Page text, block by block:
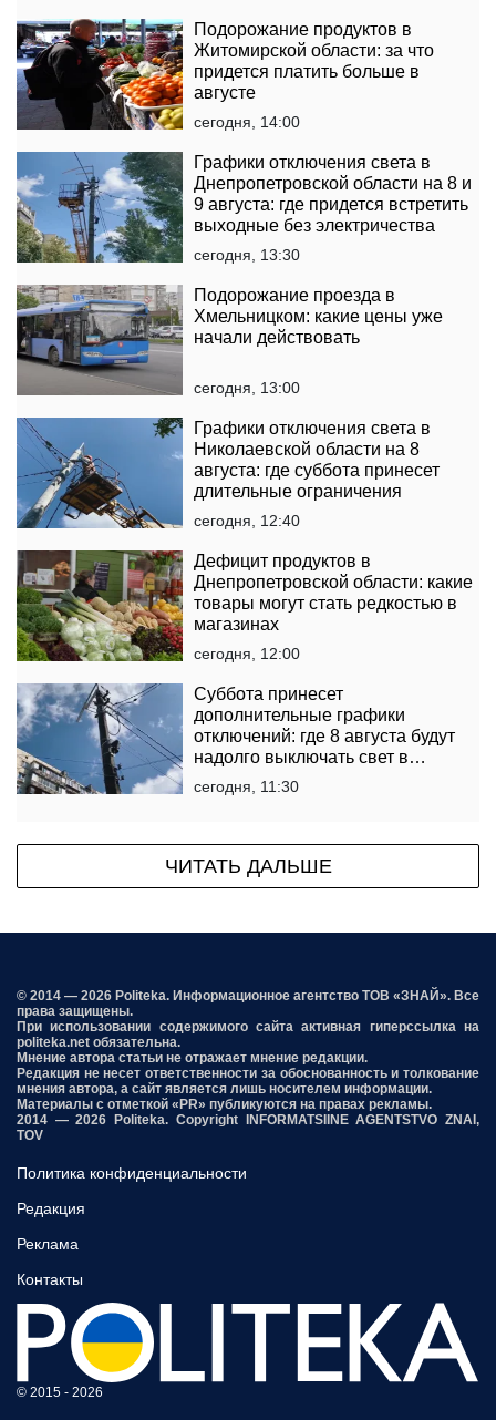
Подорожание продуктов в
Житомирской области: за что
придется платить больше в
августе
сегодня, 14:00
Графики отключения света в
Днепропетровской области на 8 и
9 августа: где придется встретить
выходные без электричества
сегодня, 13:30
Подорожание проезда в
Хмельницком: какие цены уже
начали действовать
сегодня, 13:00
Графики отключения света в
Николаевской области на 8
августа: где суббота принесет
длительные ограничения
сегодня, 12:40
Дефицит продуктов в
Днепропетровской области: какие
товары могут стать редкостью в
магазинах
сегодня, 12:00
Суббота принесет
дополнительные графики
отключений: где 8 августа будут
надолго выключать свет в
Черкасской области
сегодня, 11:30
ЧИТАТЬ ДАЛЬШЕ
© 2014 — 2026 Politeka. Информационное агентство ТОВ «ЗНАЙ». Все
права защищены.
При использовании содержимого сайта активная гиперссылка на
politeka.net обязательна.
Мнение автора статьи не отражает мнение редакции.
Редакция не несет ответственности за обоснованность и толкование
мнения автора, а сайт является лишь носителем информации.
Материалы с отметкой «PR» публикуются на правах рекламы.
2014 — 2026 Politeka. Copyright INFORMATSIINE AGENTSTVO ZNAI,
TOV
Политика конфиденциальности
Редакция
Реклама
Контакты
© 2015 - 2026